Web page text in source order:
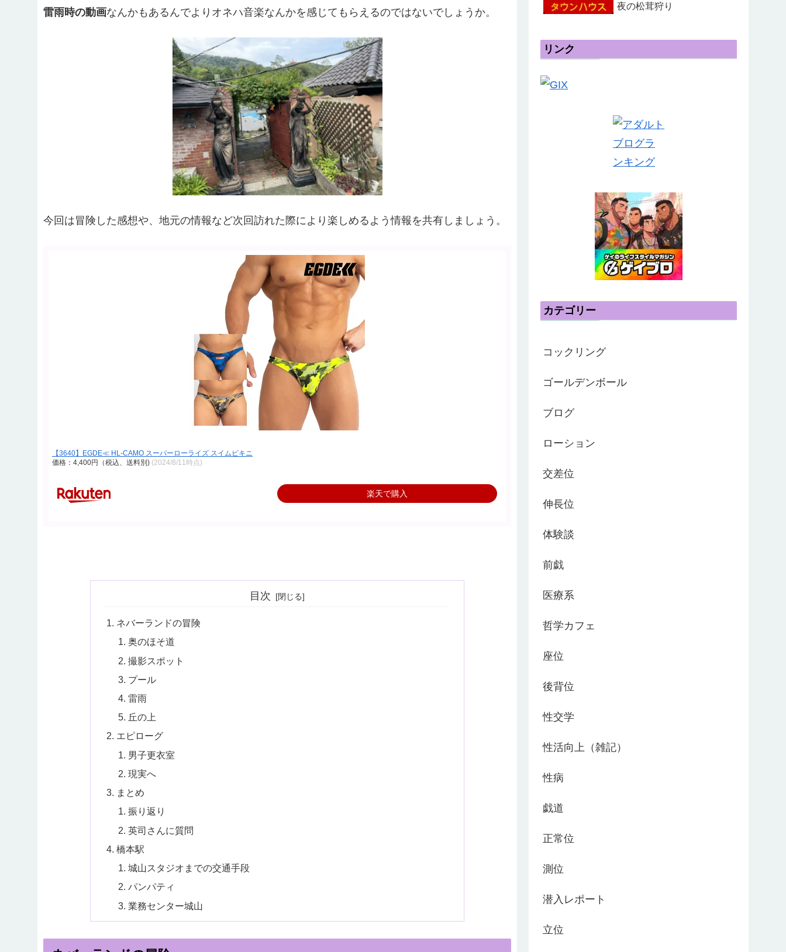
雷雨時の動画なんかもあるんでよりオネハ音楽なんかを感じてもらえるのではないでしょうか。
今回は冒険した感想や、地元の情報など次回訪れた際により楽しめるよう情報を共有しましょう。
【3640】EGDE≪ HL-CAMO スーパーローライズ スイムビキニ
価格：4,400円（税込、送料別) (2024/8/11時点)
楽天で購入
目次
ネバーランドの冒険
奥のほそ道
撮影スポット
プール
雷雨
丘の上
エピローグ
男子更衣室
現実へ
まとめ
振り返り
英司さんに質問
橋本駅
城山スタジオまでの交通手段
パンパティ
業務センター城山
夜の松茸狩り
リンク
カテゴリー
コックリング
ゴールデンボール
ブログ
ローション
交差位
伸長位
体験談
前戯
医療系
哲学カフェ
座位
後背位
性交学
性活向上（雑記）
性病
戯道
正常位
測位
潜入レポート
立位